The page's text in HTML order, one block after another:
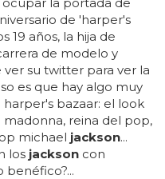
de 'harper's
19 años, la hija de
de modelo y
su twitter para ver la
es que hay algo muy
bazaar: el look
madonna, reina del pop,
michael jackson...
los jackson con